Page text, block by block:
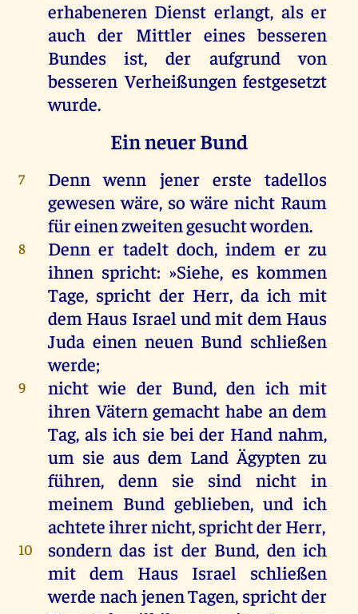
erhabeneren Dienst erlangt, als er
auch der Mittler eines besseren
Bundes
ist, der aufgrundvon
besseren Verheißungenfestgesetzt
wurde.
Ein neuer Bund
7 Denn wenn jener erste tadellos
gewesen wäre, so wäre nicht Raum
füreinenzweitengesuchtworden.
8 Denn er tadelt doch,indem er zu
ihnen spricht: »Siehe, es kommen
Tage, spricht der Herr,da ich mit
dem Haus Israel undmit dem Haus
Juda einen neuen Bund schließen
werde;
9 nicht wie der Bund,den ich mit
ihren Vätern gemacht habe an dem
Tag, als ich sie bei der Hand nahm,
um sie aus dem Land Ägypten zu
führen, denn sie sind nicht
in
meinem Bund geblieben,und ich
achteteihrernicht,sprichtderHerr,
10 sondern das ist der Bund, den ich
mit dem Haus Israel schließen
werde nachjenenTagen, sprichtder